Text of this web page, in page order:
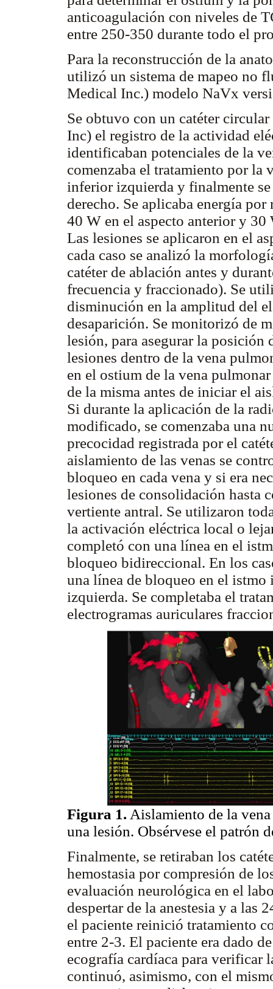
anticoagulación con niveles de
entre 250-350 durante todo el
Para la reconstrucción de la
utilizó un sistema de mapeo no
Medical Inc.) modelo NaVx
Se obtuvo con un catéter
Inc) el registro de la actividad
identificaban potenciales de la
comenzaba el tratamiento por la
inferior izquierda y finalmente
derecho. Se aplicaba energía
40 W en el aspecto anterior y 30
Las lesiones se aplicaron en el
cada caso se analizó la
catéter de ablación antes y
frecuencia y fraccionado). Se
disminución en la amplitud del
desaparición. Se monitorizó de
lesión, para asegurar la posición
lesiones dentro de la vena
en el ostium de la vena
de la misma antes de iniciar el
Si durante la aplicación de la
modificado, se comenzaba una
precocidad registrada por el
aislamiento de las venas se
bloqueo en cada vena y si era
lesiones de consolidación hasta
vertiente antral. Se utilizaron
la activación eléctrica local o
completó con una línea en el
bloqueo bidireccional. En los
una línea de bloqueo en el
izquierda. Se completaba el
electrogramas auriculares
Figura 1. Aislamiento de la
una lesión. Obsérvese el patrón
Finalmente, se retiraban los
hemostasia por compresión de
evaluación neurológica en el
despertar de la anestesia y a las
el paciente reinició tratamiento
entre 2-3. El paciente era dado
ecografía cardíaca para verificar
continuó, asimismo, con el